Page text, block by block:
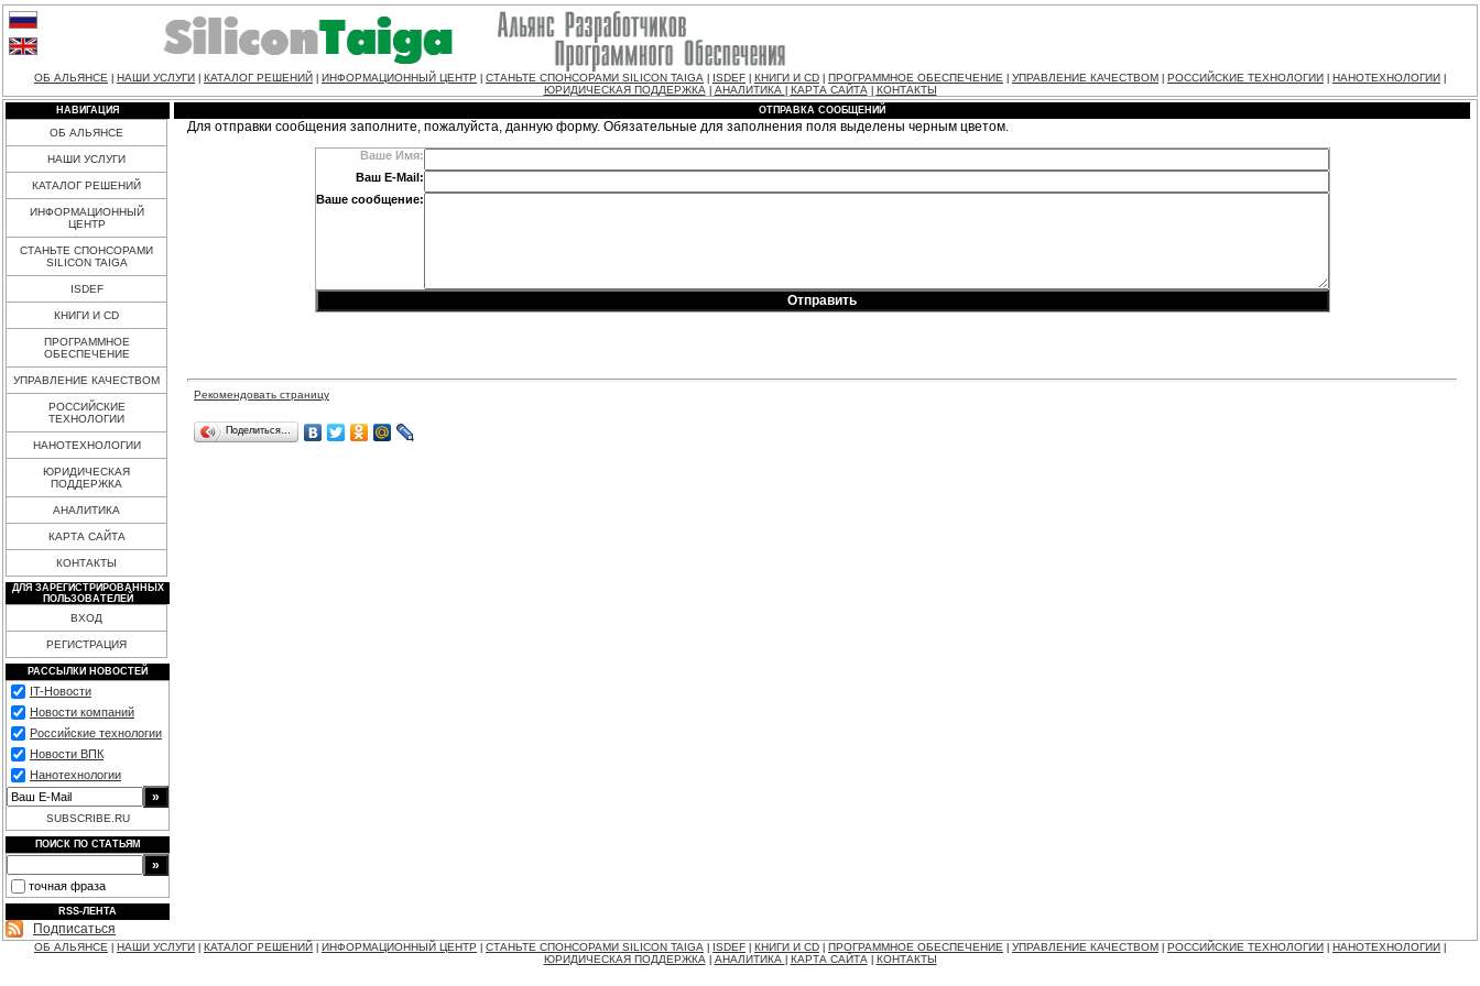
ОБ АЛЬЯНСЕ НАШИ УСЛУГИ КАТАЛОГ РЕШЕНИЙ ИНФОРМАЦИОННЫЙ ЦЕНТР СТАНЬТЕ СПОНСОРАМИ SILICON TAIGA ISDEF КНИГИ И CD ПРОГРАММНОЕ ОБЕСПЕЧЕНИЕ УПРАВЛЕНИЕ КАЧЕСТВОМ РОССИЙСКИЕ ТЕХНОЛОГИИ НАНОТЕХНОЛОГИИ
ЮРИДИЧЕСКАЯ ПОДДЕРЖКА| АНАЛИТИКА КАРТА САЙТА| КОНТАКТЫ
НАВИГАЦИЯ
ОБ АЛЬЯНСЕ
НАШИ УСЛУГИ
КАТАЛОГ РЕШЕНИЙ
ИНФОРМАЦИОННЫЙ
ЦЕНТР
СТАНЬТЕ СПОНСОРАМИ
SILICON TAIGA
ISDEF
КНИГИ И CD
ПРОГРАММНОЕ
ОБЕСПЕЧЕНИЕ
УПРАВЛЕНИЕ КАЧЕСТВОМ
РОССИЙСКИЕ
ТЕХНОЛОГИИ
НАНОТЕХНОЛОГИИ
ЮРИДИЧЕСКАЯ
ПОДДЕРЖКА
АНАЛИТИКА
КАРТА САЙТА
КОНТАКТЫ
ДЛЯ ЗАРЕГИСТРИРОВАННЫХ
ПОЛЬЗОВАТЕЛЕЙ
ВХОД
РЕГИСТРАЦИЯ
РАССЫЛКИ НОВОСТЕЙ
IT-Новости
Новости компаний
Российские технологии
Новости ВПК
Нанотехнологии
SUBSCRIBE.RU
ПОИСК ПО СТАТЬЯМ
точная фраза
RSS-ЛЕНТА
Подписаться
ОТПРАВКА СООБЩЕНИЙ
Для отправки сообщения заполните, пожалуйста, данную форму. Обязательные для заполнения поля выделены черным цветом.
Ваше Имя:
Ваш E-Mail:
Ваше сообщение:
Рекомендовать страницу
Поделиться…
ОБ АЛЬЯНСЕ НАШИ УСЛУГИ КАТАЛОГ РЕШЕНИЙ ИНФОРМАЦИОННЫЙ ЦЕНТР СТАНЬТЕ СПОНСОРАМИ SILICON TAIGA ISDEF КНИГИ И CD ПРОГРАММНОЕ ОБЕСПЕЧЕНИЕ УПРАВЛЕНИЕ КАЧЕСТВОМ РОССИЙСКИЕ ТЕХНОЛОГИИ НАНОТЕХНОЛОГИИ
ЮРИДИЧЕСКАЯ ПОДДЕРЖКА| АНАЛИТИКА КАРТА САЙТА| КОНТАКТЫ